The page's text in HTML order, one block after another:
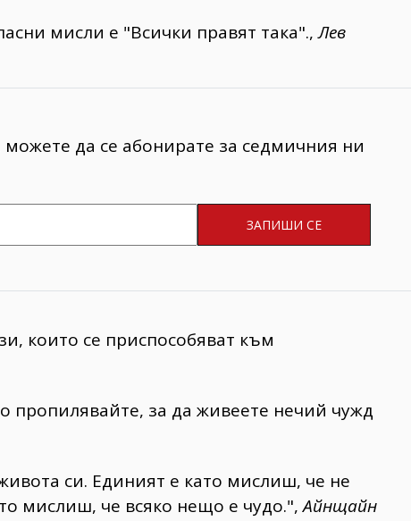
мисли е "Всички правят така".,Лев
да се абонирате за седмичния ни
които се приспособяват към
пропилявайте, за да живеете нечий чужд
си. Единият е като мислиш, че не
мислиш, че всяко нещо е чудо.",Айнщайн